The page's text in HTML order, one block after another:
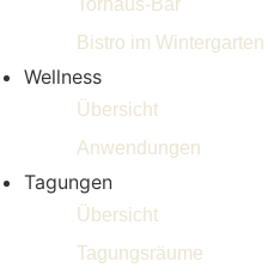
Torhaus-Bar
Bistro im Wintergarten
Wellness
Übersicht
Anwendungen
Tagungen
Übersicht
Tagungsräume